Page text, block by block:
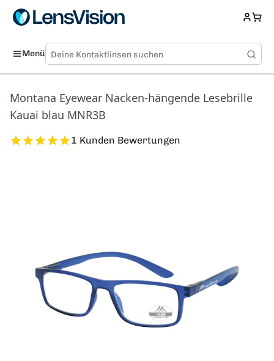
Menü
Montana Eyewear Nacken-hängende Lesebrille
Kauai blau MNR3B
1 Kunden Bewertungen